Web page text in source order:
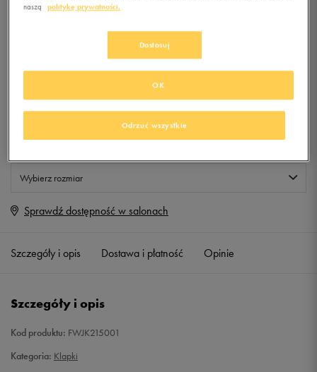
KLUBIE 50 STYLE
Produkt niedostępny
Wybierz rozmiar
Rozmiary EU
28 17,3 cm
Sprawdź dostępność w salonach
Szczegóły i opis Dostawa i płatność Opinie
Szczegóły i opis
Kod produktu: FWJK215001
Kategoria: Klapki
naszą politykę prywatności.
Dostosuj
Odrzuć wszystkie
OK